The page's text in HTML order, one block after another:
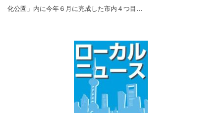
化公園」内に今年６月に完成した市内４つ目…